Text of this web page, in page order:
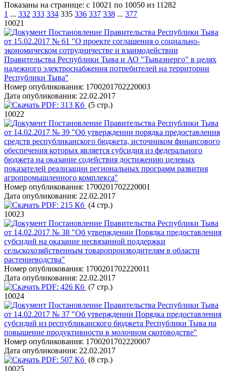
Показаны на странице: с 10021 по 10050 из 11282
1 ... 332 333 334 335 336 337 338 ... 377
10021
Постановление Правительства Республики Тыва
от 15.02.2017 № 61 "О проекте соглашения о социально-
экономическом сотрудничестве и взаимодействии
Правительства Республики Тыва и АО "Тываэнерго" в целях
надежного электроснабжения потребителей на территории
Республики Тыва"
Номер опубликования: 1700201702220003
Дата опубликования: 22.02.2017
PDF: 313 Кб (5 стр.)
10022
Постановление Правительства Республики Тыва
от 14.02.2017 № 39 "Об утверждении порядка предоставления
средств республиканского бюджета, источником финансового
обеспечения которых является субсидия из федерального
бюджета на оказание содействия достижению целевых
показателей реализации региональных программ развития
агропромышленного комплекса"
Номер опубликования: 1700201702220001
Дата опубликования: 22.02.2017
PDF: 215 Кб (4 стр.)
10023
Постановление Правительства Республики Тыва
от 14.02.2017 № 38 "Об утверждении Порядка предоставления
субсидий на оказание несвязанной поддержки
сельскохозяйственным товаропроизводителям в области
растениеводства"
Номер опубликования: 1700201702220011
Дата опубликования: 22.02.2017
PDF: 426 Кб (7 стр.)
10024
Постановление Правительства Республики Тыва
от 14.02.2017 № 37 "Об утверждении Порядка предоставления
субсидий из республиканского бюджета Республики Тыва на
повышение продуктивности в молочном скотоводстве"
Номер опубликования: 1700201702220007
Дата опубликования: 22.02.2017
PDF: 507 Кб (8 стр.)
10025